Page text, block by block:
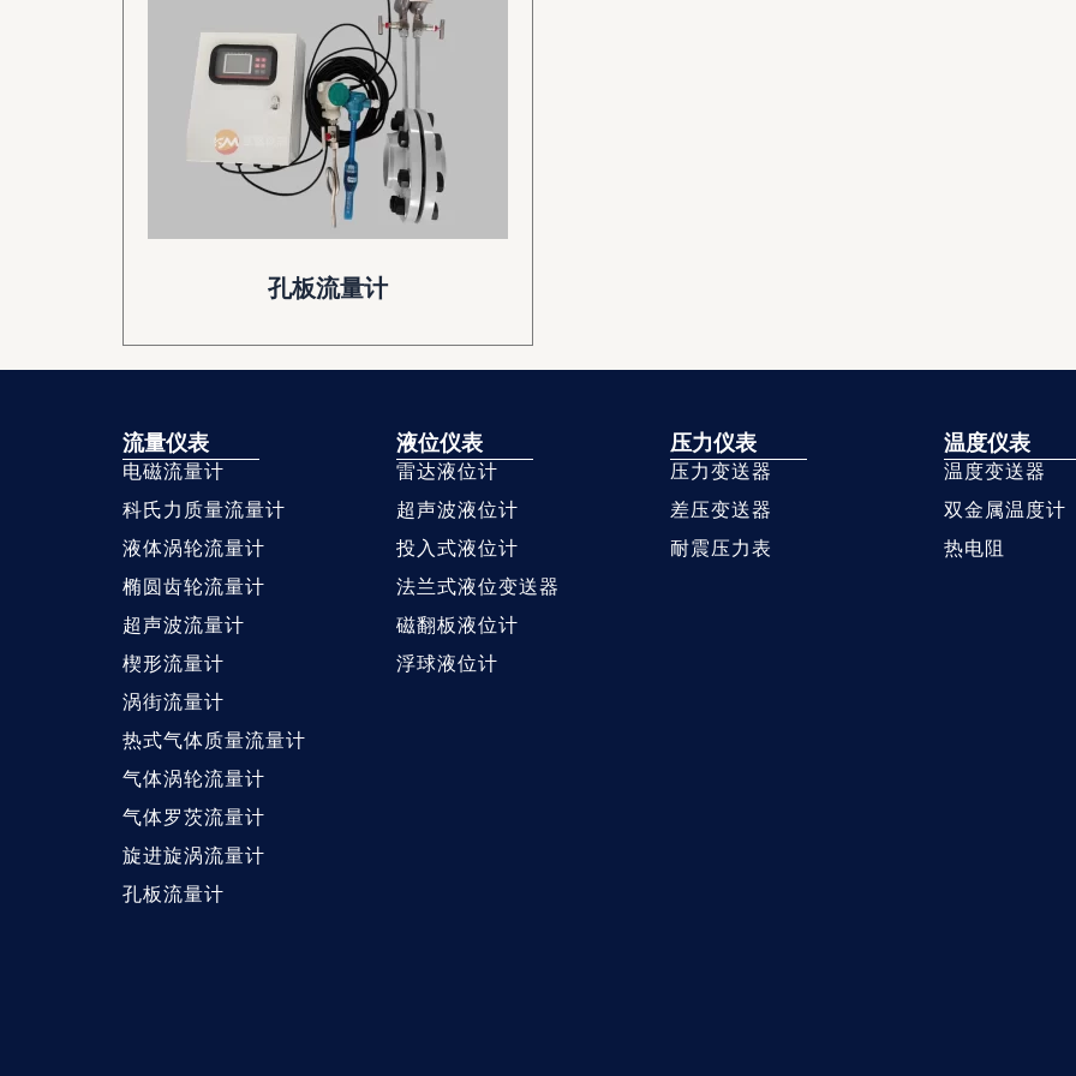
孔板流量计
流量仪表
电磁流量计
科氏力质量流量计
液体涡轮流量计
椭圆齿轮流量计
超声波流量计
楔形流量计
涡街流量计
热式气体质量流量计
气体涡轮流量计
气体罗茨流量计
旋进旋涡流量计
孔板流量计
液位仪表
雷达液位计
超声波液位计
投入式液位计
法兰式液位变送器
磁翻板液位计
浮球液位计
压力仪表
压力变送器
差压变送器
耐震压力表
温度仪表
温度变送器
双金属温度计
热电阻